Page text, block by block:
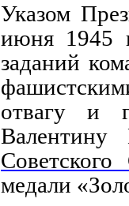
Указом
июня 1945
заданий
отвагу и
Валентину
медали